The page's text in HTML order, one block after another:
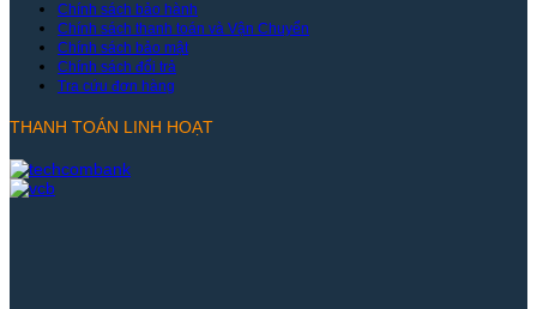
Chính sách bảo hành
Chính sách thanh toán và Vận Chuyển
Chính sách bảo mật
Chính sách đổi trả
Tra cứu đơn hàng
THANH TOÁN LINH HOẠT